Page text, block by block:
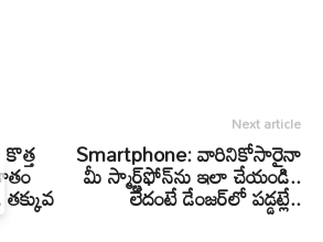
తక్కువ
Next article
Smartphone: వారినికోసారైనా
మీ స్మార్ట్‌ఫోన్‌ను ఇలా చేయండి..
లేదంటే డేంజర్‌లో పడ్డట్లే..
వెబ్ )-